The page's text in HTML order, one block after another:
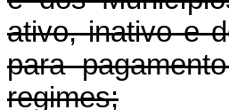
ativo, inativo e
para
regimes;